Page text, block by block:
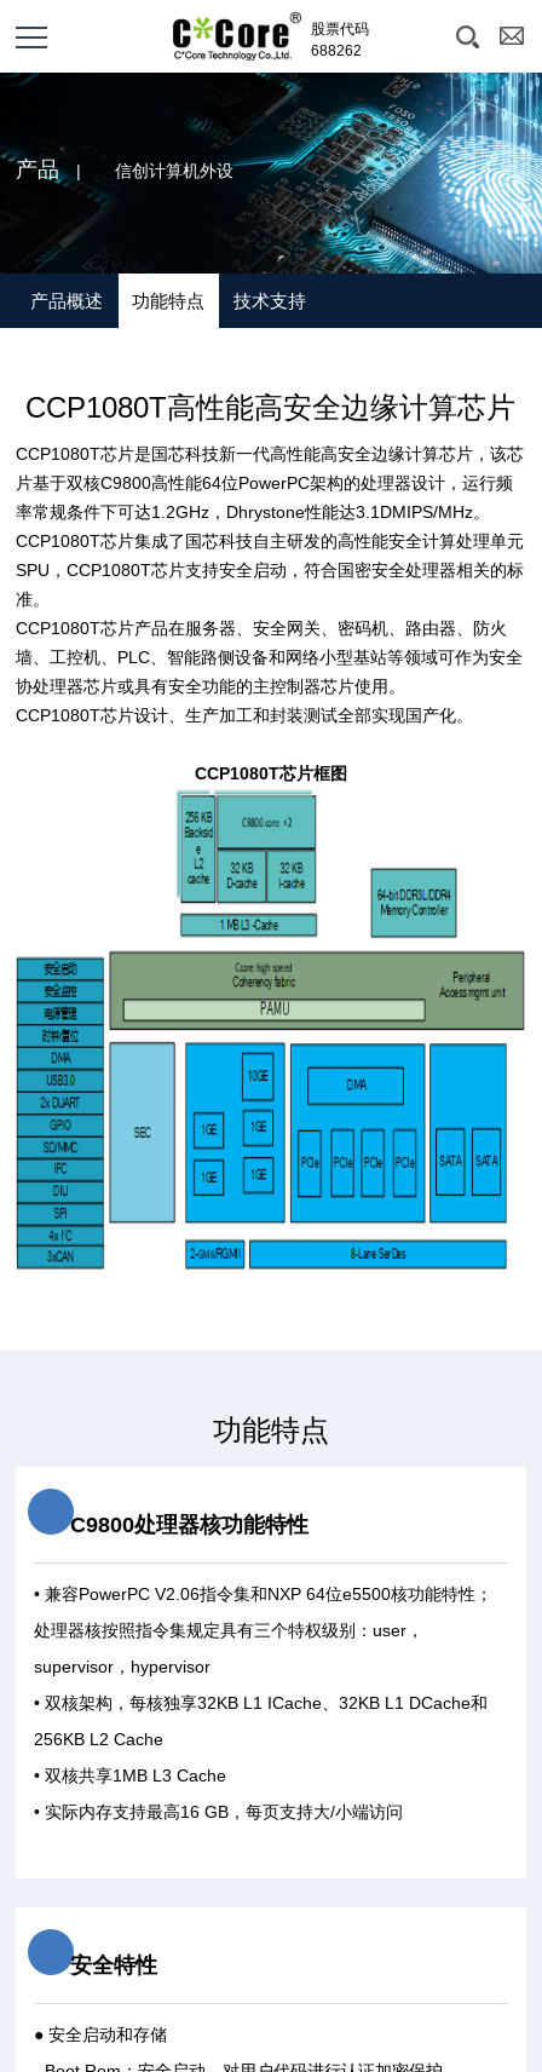
股票代码
688262
产品| 信创计算机外设
产品概述 功能特点 技术支持
CCP1080T高性能高安全边缘计算芯片
CCP1080T芯片是国芯科技新一代高性能高安全边缘计算芯片，该芯
片基于双核C9800高性能64位PowerPC架构的处理器设计，运行频
率常规条件下可达1.2GHz，Dhrystone性能达3.1DMIPS/MHz。
CCP1080T芯片集成了国芯科技自主研发的高性能安全计算处理单元
SPU，CCP1080T芯片支持安全启动，符合国密安全处理器相关的标
准。
CCP1080T芯片产品在服务器、安全网关、密码机、路由器、防火
墙、工控机、PLC、智能路侧设备和网络小型基站等领域可作为安全
协处理器芯片或具有安全功能的主控制器芯片使用。
CCP1080T芯片设计、生产加工和封装测试全部实现国产化。
CCP1080T芯片框图
功能特点
C9800处理器核功能特性
• 兼容PowerPC V2.06指令集和NXP 64位e5500核功能特性；
处理器核按照指令集规定具有三个特权级别：user，
supervisor，hypervisor
• 双核架构，每核独享32KB L1 ICache、32KB L1 DCache和
256KB L2 Cache
• 双核共享1MB L3 Cache
• 实际内存支持最高16 GB，每页支持大/小端访问
安全特性
● 安全启动和存储